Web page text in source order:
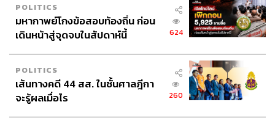
103
ABOUT THE AUTHOR
ดำรงเกียรติ มาลา
Content Creator THE STANDARD WEALTH
POLITICS
มหากาพย์โกงข้อสอบท้องถิ่น ก่อน
เดินหน้าสู่จุดจบในสัปดาห์นี้
624
POLITICS
เส้นทางคดี 44 สส. ในชั้นศาลฎีกา
จะรู้ผลเมื่อไร
260